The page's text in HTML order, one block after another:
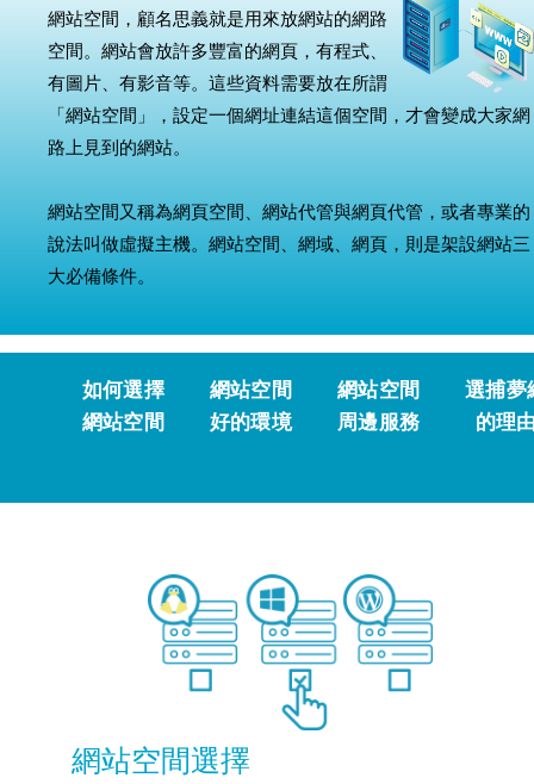
網站空間，顧名思義就是用來放網站的網路
空間。網站會放許多豐富的網頁，有程式、
有圖片、有影音等。這些資料需要放在所謂
「網站空間」，設定一個網址連結這個空間，才會變成大家網
路上見到的網站。
網站空間又稱為網頁空間、網站代管與網頁代管，或者專業的
說法叫做虛擬主機。網站空間、網域、網頁，則是架設網站三
大必備條件。
如何選擇
網站空間
網站空間
好的環境
網站空間
周邊服務
選捕夢
的理
網站空間選擇